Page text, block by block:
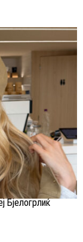
Бјелогрлиќ